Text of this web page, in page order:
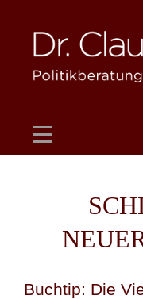
content
Buchtip: Die